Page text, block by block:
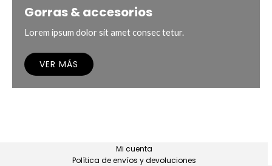
Gorras & accesorios
Lorem ipsum dolor sit amet consec tetur.
VER MÁS
Mi cuenta
Política de envíos y devoluciones